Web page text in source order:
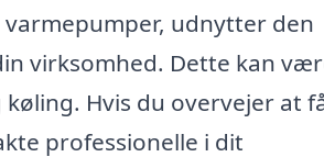
udnytter den
virksomhed. Dette kan
Hvis du overvejer at
professionelle i dit